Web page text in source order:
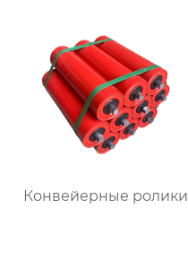
Конвейерные ролики